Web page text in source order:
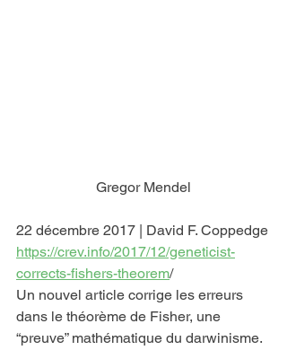
Gregor Mendel
22 décembre 2017 | David F. Coppedge
https://crev.info/2017/12/geneticist-
corrects-fishers-theorem/
Un nouvel article corrige les erreurs
dans le théorème de Fisher, une
“preuve” mathématique du darwinisme.